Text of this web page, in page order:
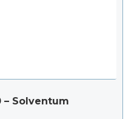
– Solventum